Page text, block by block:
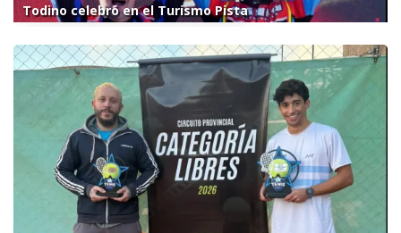
Todino celebró en el Turismo Pista